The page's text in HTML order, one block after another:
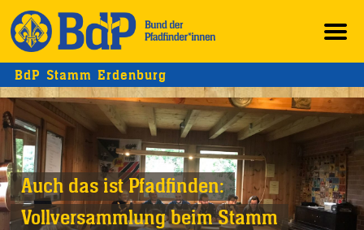
BdP Stamm Erdenburg
Auch das ist Pfadfinden:
Vollversammlung beim Stamm